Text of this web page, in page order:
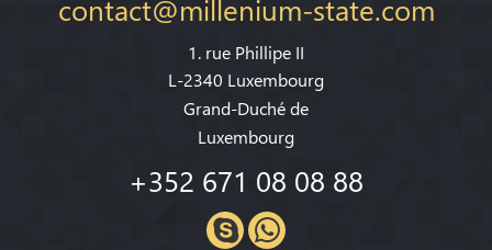
contact@millenium-state.com
1. rue Phillipe II
L-2340 Luxembourg
Grand-Duché de
Luxembourg
+352 671 08 08 88